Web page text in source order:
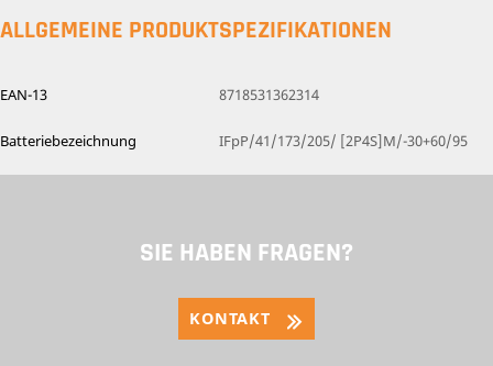
ALLGEMEINE PRODUKTSPEZIFIKATIONEN
EAN-13 8718531362314
Batteriebezeichnung IFpP/41/173/205/ [2P4S]M/-30+60/95
SIE HABEN FRAGEN?
KONTAKT